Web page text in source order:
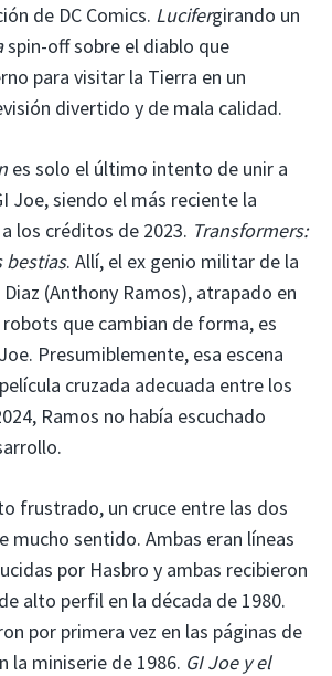
de DC Comics. Lucifergirando un
spin-off sobre el diablo que
para visitar la Tierra en un
divertido y de mala calidad.
es solo el último intento de unir a
Joe, siendo el más reciente la
los créditos de 2023. Transformers:
bestias. Allí, el ex genio militar de la
(Anthony Ramos), atrapado en
que cambian de forma, es
Presumiblemente, esa escena
cruzada adecuada entre los
Ramos no había escuchado
frustrado, un cruce entre las dos
mucho sentido. Ambas eran líneas
por Hasbro y ambas recibieron
alto perfil en la década de 1980.
por primera vez en las páginas de
la miniserie de 1986. GI Joe y el